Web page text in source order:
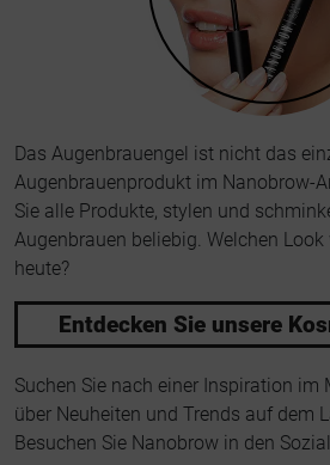
Das Augenbrauengel ist nicht das
Augenbrauenprodukt im Nanobrow-
Sie alle Produkte, stylen und
Augenbrauen beliebig. Welchen
heute?
Entdecken Sie unsere
Suchen Sie nach einer Inspiration im
über Neuheiten und Trends auf dem
Besuchen Sie Nanobrow in den